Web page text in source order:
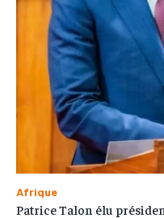
Afrique
Patrice Talon élu